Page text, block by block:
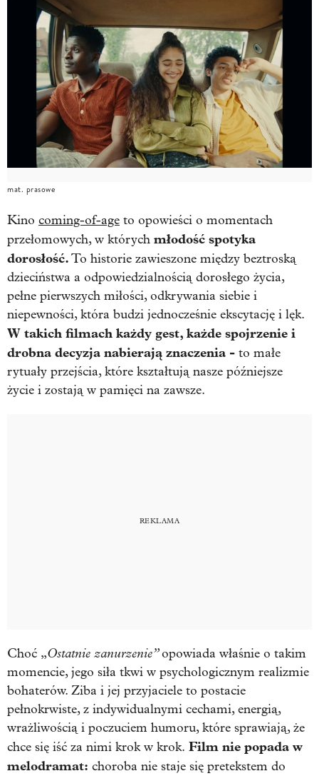
mat. prasowe
Kino coming-of-age to opowieści o momentach
przełomowych, w których młodość spotyka
dorosłość.To historie zawieszone między beztroską
dzieciństwa a odpowiedzialnością dorosłego życia,
pełne pierwszych miłości, odkrywania siebie i
niepewności, która budzi jednocześnie ekscytację i lęk.
W takich filmach każdy gest, każde spojrzenie i
drobna decyzja nabierają znaczenia - to małe
rytuały przejścia, które kształtują nasze późniejsze
życie i zostają w pamięci na zawsze.
Choć „Ostatnie zanurzenie”opowiada właśnie o takim
momencie, jego siła tkwi w psychologicznym realizmie
bohaterów. Ziba i jej przyjaciele to postacie
pełnokrwiste, z indywidualnymi cechami, energią,
wrażliwością i poczuciem humoru, które sprawiają, że
chce się iść za nimi krok w krok. Film nie popada w
melodramat: choroba nie staje się pretekstem do